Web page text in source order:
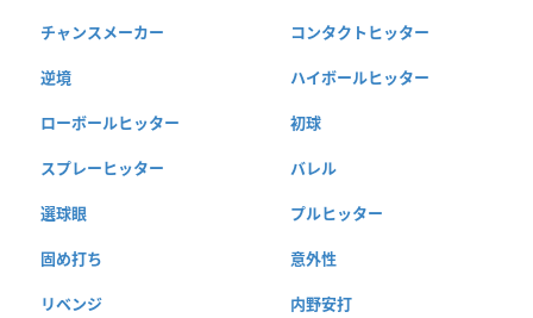
チャンスメーカー コンタクトヒッター
逆境 ハイボールヒッター
ローボールヒッター 初球
スプレーヒッター バレル
選球眼 プルヒッター
固め打ち 意外性
リベンジ 内野安打